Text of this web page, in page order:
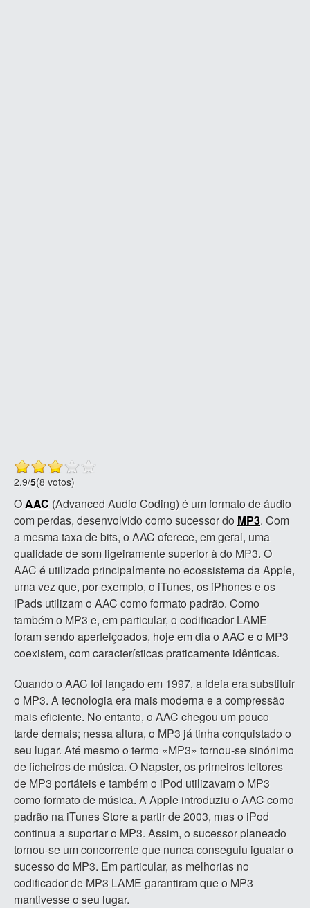
2.9/5(8 votos)
OAAC (Advanced Audio Coding) é um formato de áudio
com perdas, desenvolvido como sucessor do MP3. Com
a mesma taxa de bits, o AAC oferece, em geral, uma
qualidade de som ligeiramente superior à do MP3. O
AAC é utilizado principalmente no ecossistema da Apple,
uma vez que, por exemplo, o iTunes, os iPhones e os
iPads utilizam o AAC como formato padrão. Como
também o MP3 e, em particular, o codificador LAME
foram sendo aperfeiçoados, hoje em dia o AAC e o MP3
coexistem, com características praticamente idênticas.
Quando o AAC foi lançado em 1997, a ideia era substituir
o MP3. A tecnologia era mais moderna e a compressão
mais eficiente. No entanto, o AAC chegou um pouco
tarde demais; nessa altura, o MP3 já tinha conquistado o
seu lugar. Até mesmo o termo «MP3» tornou-se sinónimo
de ficheiros de música. O Napster, os primeiros leitores
de MP3 portáteis e também o iPod utilizavam o MP3
como formato de música. A Apple introduziu o AAC como
padrão na iTunes Store a partir de 2003, mas o iPod
continua a suportar o MP3. Assim, o sucessor planeado
tornou-se um concorrente que nunca conseguiu igualar o
sucesso do MP3. Em particular, as melhorias no
codificador de MP3 LAME garantiram que o MP3
mantivesse o seu lugar.